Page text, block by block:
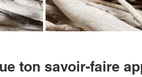
ton savoir-faire